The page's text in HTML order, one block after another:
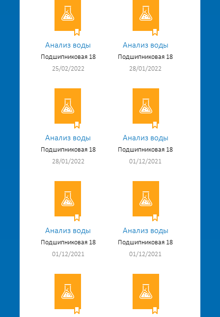
Анализ воды
Подшипниковая 18
25/02/2022
Анализ воды
Подшипниковая 18
28/01/2022
Анализ воды
Подшипниковая 18
28/01/2022
Анализ воды
Подшипниковая 18
01/12/2021
Анализ воды
Подшипниковая 18
01/12/2021
Анализ воды
Подшипниковая 18
01/12/2021